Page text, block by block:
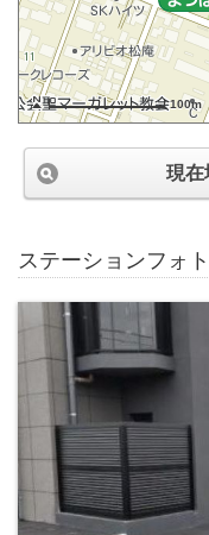
100m
現在
ステーションフォ